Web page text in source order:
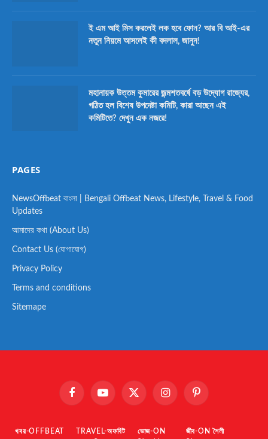
ই এম আই মিস করলেই লক হবে ফোন? আর বি আই-এর
নতুন নিয়মে আসলেই কী বদলাল, জানুন!
মহানায়ক উত্তম কুমারের জন্মশতবর্ষে বড় উদ্যোগ রাজ্যের,
গঠিত হল বিশেষ উপদেষ্টা কমিটি, কারা আছেন এই
কমিটিতে? দেখুন এক নজরে!
PAGES
NewsOffbeat বাংলা | Bengali Offbeat News, Lifestyle, Travel & Food
Updates
আমাদের কথা (About Us)
Contact Us (যোগাযোগ)
Privacy Policy
Terms and conditions
Sitemape
FacebookYouTube X
InstagramPinterest
খবর-OFFBEAT
TRAVEL-অফবিট
ভোজ-ON
জীব-ON শৈলী